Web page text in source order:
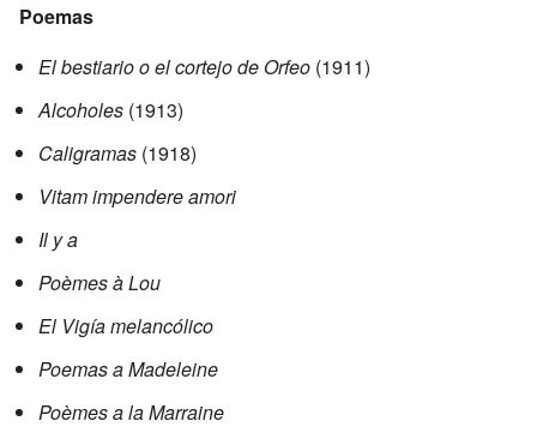
Poemas
El bestiario o el cortejo de Orfeo (1911)
Alcoholes (1913)
Caligramas (1918)
Vitam impendere amori
Il y a
Poèmes à Lou
El Vigía melancólico
Poemas a Madeleine
Poèmes a la Marraine